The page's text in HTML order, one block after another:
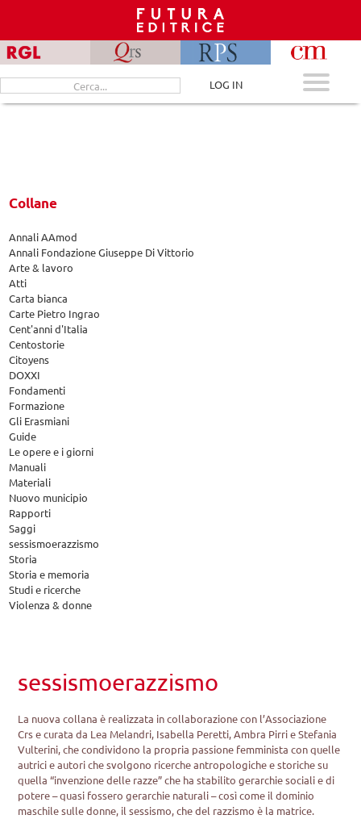
content
Cerca
per:
LOG IN
Collane
Annali AAmod
Annali Fondazione Giuseppe Di Vittorio
Arte & lavoro
Atti
Carta bianca
Carte Pietro Ingrao
Cent'anni d'Italia
Centostorie
Citoyens
DOXXI
Fondamenti
Formazione
Gli Erasmiani
Guide
Le opere e i giorni
Manuali
Materiali
Nuovo municipio
Rapporti
Saggi
sessismoerazzismo
Storia
Storia e memoria
Studi e ricerche
Violenza & donne
sessismoerazzismo
La nuova collana è realizzata in collaborazione con l’Associazione
Crs e curata da Lea Melandri, Isabella Peretti, Ambra Pirri e Stefania
Vulterini, che condividono la propria passione femminista con quelle
autrici e autori che svolgono ricerche antropologiche e storiche su
quella “invenzione delle razze” che ha stabilito gerarchie sociali e di
potere – quasi fossero gerarchie naturali – così come il dominio
maschile sulle donne, il sessismo, che del razzismo è la matrice.